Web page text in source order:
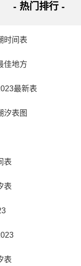
- 热门排行 -
时间表
佳地方
最新表
汐表图
表
表
表